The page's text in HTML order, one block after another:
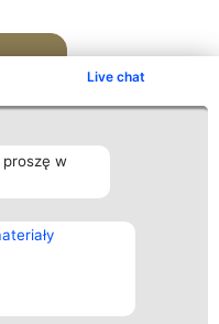
Live chat
proszę w
Kontakt
Kontakt